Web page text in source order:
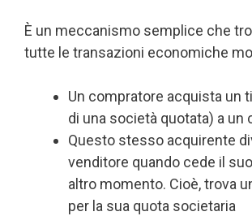
È un meccanismo semplice che
tutte le transazioni economiche
Un compratore acquista un
di una società quotata) a un
Questo stesso acquirente
venditore quando cede il
altro momento. Cioè, trova
per la sua quota societaria